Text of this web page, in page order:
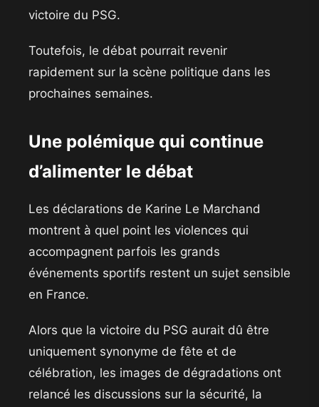
victoire du PSG.
Toutefois, le débat pourrait revenir
rapidement sur la scène politique dans les
prochaines semaines.
Une polémique qui continue
d’alimenter le débat
Les déclarations de Karine Le Marchand
montrent à quel point les violences qui
accompagnent parfois les grands
événements sportifs restent un sujet sensible
en France.
Alors que la victoire du PSG aurait dû être
uniquement synonyme de fête et de
célébration, les images de dégradations ont
relancé les discussions sur la sécurité, la